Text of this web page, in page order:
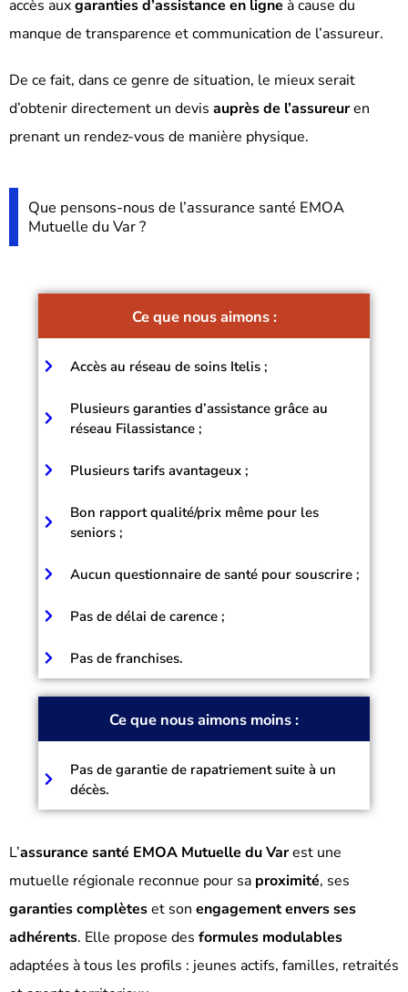
accès auxgaranties d’assistance en ligne à cause du
manque de transparence et communication de l’assureur.
De ce fait, dans ce genre de situation, le mieux serait
d’obtenir directement un devis auprès de l’assureuren
prenant un rendez-vous de manière physique.
Que pensons-nous de l’assurance santé EMOA
Mutuelle du Var ?
Ce que nous aimons :
Accès au réseau de soins Itelis ;
Plusieurs garanties d’assistance grâce au
réseau Filassistance ;
Plusieurs tarifs avantageux ;
Bon rapport qualité/prix même pour les
seniors ;
Aucun questionnaire de santé pour souscrire ;
Pas de délai de carence ;
Pas de franchises.
Ce que nous aimons moins :
Pas de garantie de rapatriement suite à un
décès.
L’assurance santé EMOA Mutuelle du Varest une
mutuelle régionale reconnue pour sa proximité, ses
garanties complèteset son engagement envers ses
adhérents. Elle propose des formules modulables
adaptées à tous les profils : jeunes actifs, familles, retraités